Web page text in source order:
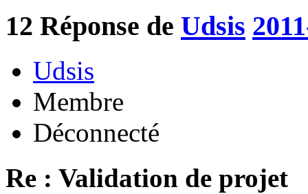
12 Réponse de Udsis
Udsis
Membre
Déconnecté
Re : Validation de projet